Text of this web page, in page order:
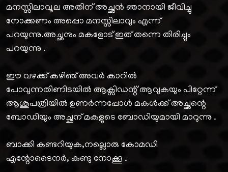
മനസ്സിലാവൂല അതിന് അച്ഛൻ ഞാനായി ജീവിച്ചു
നോക്കണം അപ്പൊ മനസ്സിലാവും എന്ന്
പറയുന്നു.അച്ഛനും മകളോട് ഇത് തന്നെ തിരിച്ചും
പറയുന്നു .
ഈ വഴക്ക് കഴിഞ് അവർ കാറിൽ
പോവുന്നതിണിടയിൽ ആക്സിഡന്റ് ആവുകയും പിറ്റേന്ന്
ആശുപത്രിയിൽ ഉണർന്നപ്പോൾ മകൾക്ക് അച്ഛന്റെ
ബോഡിയും അച്ഛന് മകളുടെ ബോഡിയുമായി മാറുന്നു .
ബാക്കി കണ്ടറിയുക,നല്ലൊരു കോമഡി
എന്റോടൈനർ, കണ്ടു നോക്കൂ .